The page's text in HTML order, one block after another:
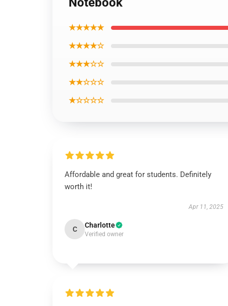
★★★★★
★★★★☆
★★★☆☆
★★☆☆☆
★☆☆☆☆
Affordable and great for students. Definitely
worth it!
Apr 11, 2025
C Charlotte
Verified owner